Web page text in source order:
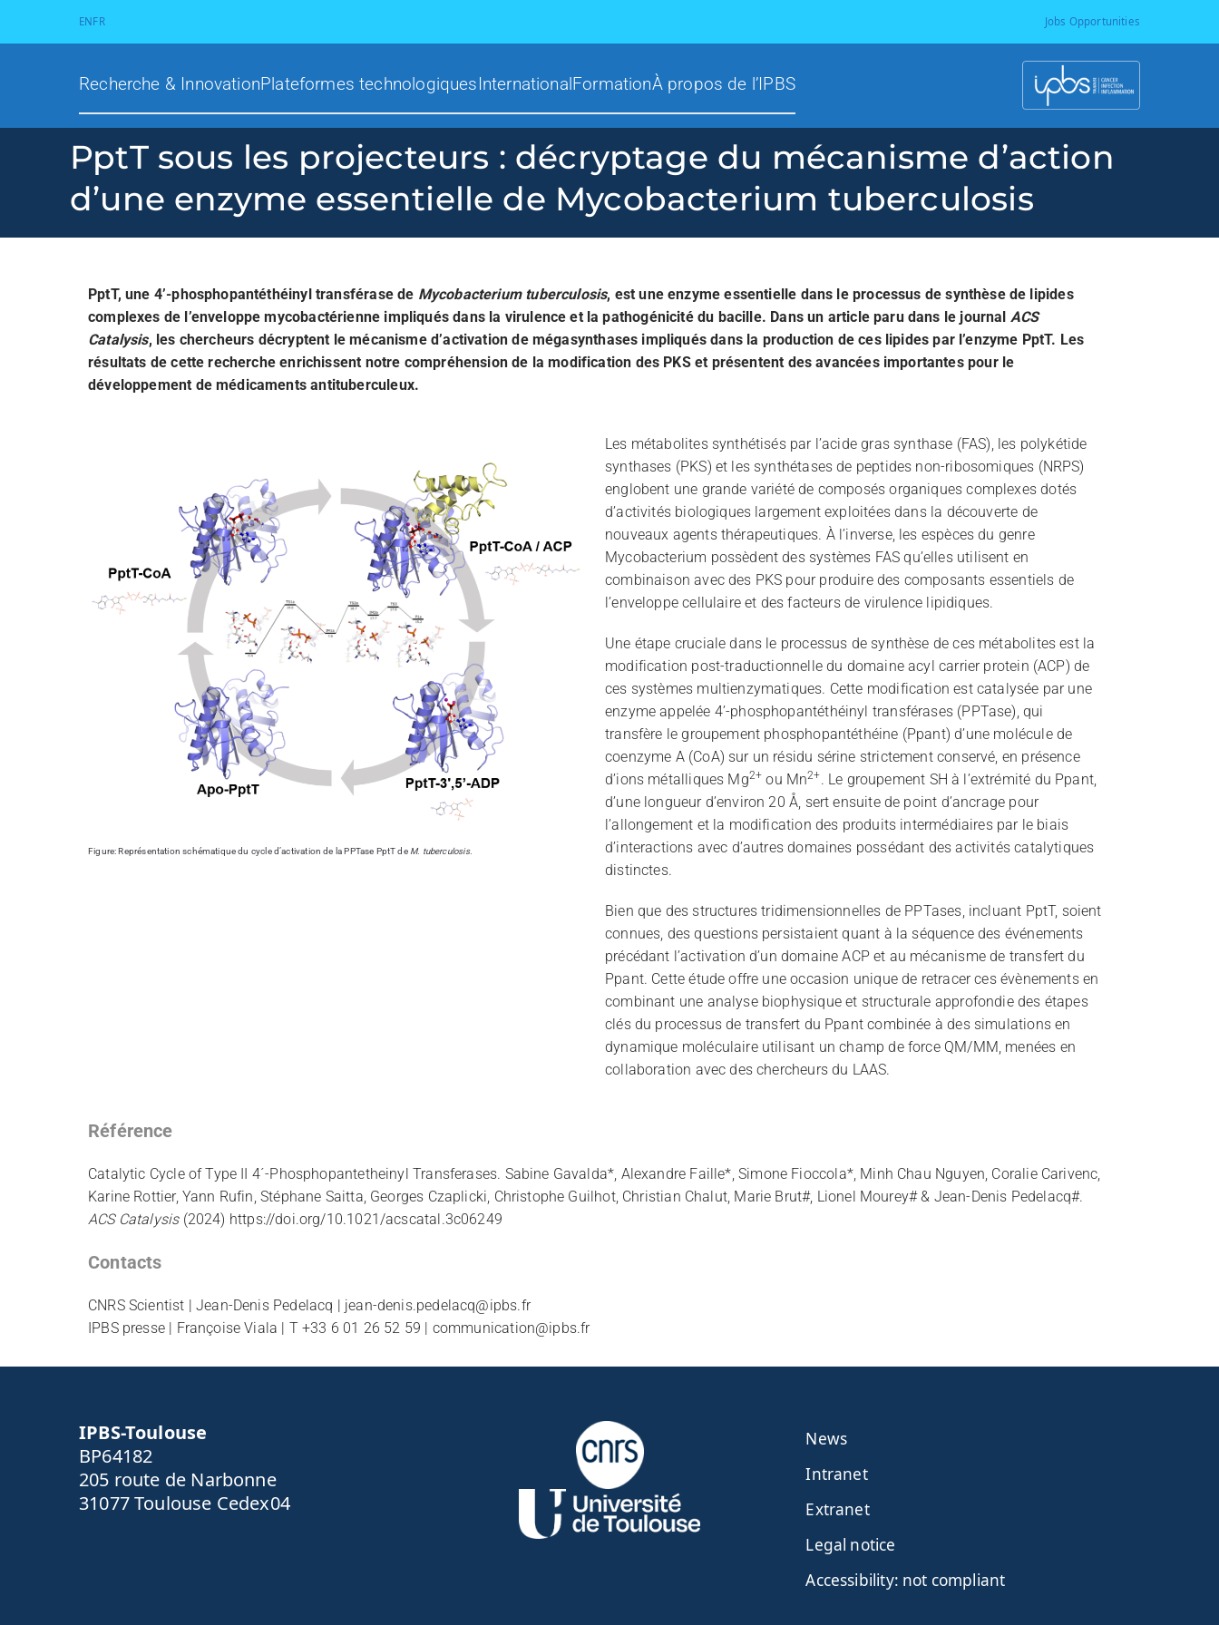
ENFR Jobs Opportunities
S
Recherche & InnovationPlateformes technologiques International FormationÀ propos de l’IPBS
PptT sous les projecteurs : décryptage du mécanisme d’action
d’une enzyme essentielle de Mycobacterium tuberculosis
PptT, une 4’-phosphopantéthéinyl transférase de Mycobacterium tuberculosis, est une enzyme essentielle dans le processus de synthèse de lipides
complexes de l’enveloppe mycobactérienne impliqués dans la virulence et la pathogénicité du bacille. Dans un article paru dans le journal ACS
Catalysis, les chercheurs décryptent le mécanisme d’activation de mégasynthases impliqués dans la production de ces lipides par l’enzyme PptT. Les
résultats de cette recherche enrichissent notre compréhension de la modification des PKS et présentent des avancées importantes pour le
développement de médicaments antituberculeux.
Figure: Représentation schématique du cycle d’activation de la PPTase PptT de M. tuberculosis.
Les métabolites synthétisés par l’acide gras synthase (FAS), les polykétide
synthases (PKS) et les synthétases de peptides non-ribosomiques (NRPS)
englobent une grande variété de composés organiques complexes dotés
d’activités biologiques largement exploitées dans la découverte de
nouveaux agents thérapeutiques. À l’inverse, les espèces du genre
Mycobacterium possèdent des systèmes FAS qu’elles utilisent en
combinaison avec des PKS pour produire des composants essentiels de
l’enveloppe cellulaire et des facteurs de virulence lipidiques.
Une étape cruciale dans le processus de synthèse de ces métabolites est la
modification post-traductionnelle du domaine acyl carrier protein (ACP) de
ces systèmes multienzymatiques. Cette modification est catalysée par une
enzyme appelée 4’-phosphopantéthéinyl transférases (PPTase), qui
transfère le groupement phosphopantéthéine (Ppant) d’une molécule de
coenzyme A (CoA) sur un résidu sérine strictement conservé, en présence
d’ions métalliques Mg2+ ou Mn2+. Le groupement SH à l’extrémité du Ppant,
d’une longueur d’environ 20 Å, sert ensuite de point d’ancrage pour
l’allongement et la modification des produits intermédiaires par le biais
d’interactions avec d’autres domaines possédant des activités catalytiques
distinctes.
Bien que des structures tridimensionnelles de PPTases, incluant PptT, soient
connues, des questions persistaient quant à la séquence des événements
précédant l’activation d’un domaine ACP et au mécanisme de transfert du
Ppant. Cette étude offre une occasion unique de retracer ces évènements en
combinant une analyse biophysique et structurale approfondie des étapes
clés du processus de transfert du Ppant combinée à des simulations en
dynamique moléculaire utilisant un champ de force QM/MM, menées en
collaboration avec des chercheurs du LAAS.
Référence
Catalytic Cycle of Type II 4´-Phosphopantetheinyl Transferases. Sabine Gavalda*, Alexandre Faille*, Simone Fioccola*, Minh Chau Nguyen, Coralie Carivenc,
Karine Rottier, Yann Rufin, Stéphane Saitta, Georges Czaplicki, Christophe Guilhot, Christian Chalut, Marie Brut#, Lionel Mourey# & Jean-Denis Pedelacq#.
ACS Catalysis(2024) https://doi.org/10.1021/acscatal.3c06249
Contacts
CNRS Scientist | Jean-Denis Pedelacq | jean-denis.pedelacq@ipbs.fr
IPBS presse | Françoise Viala | T +33 6 01 26 52 59 | communication@ipbs.fr
IPBS-Toulouse
BP64182
205 route de Narbonne
31077 Toulouse Cedex04
News
Intranet
Extranet
Legal notice
Accessibility: not compliant